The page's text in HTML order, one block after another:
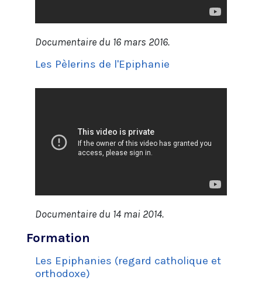
Documentaire du 16 mars 2016.
Les Pèlerins de l'Epiphanie
Documentaire du 14 mai 2014.
Formation
Les Epiphanies (regard catholique et
orthodoxe)